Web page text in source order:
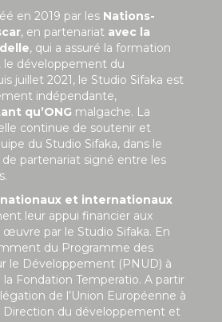
en 2019 par les Nations-
, en partenariat avec la
, qui a assuré la formation
le développement du
juillet 2021, le Studio Sifaka est
indépendante,
qu’ONG malgache. La
continue de soutenir et
du Studio Sifaka, dans le
de partenariat signé entre les
et internationaux
leur appui financier aux
par le Studio Sifaka. En
du Programme des
le Développement (PNUD) à
Fondation Temperatio. A partir
de l’Union Européenne à
Direction du développement et